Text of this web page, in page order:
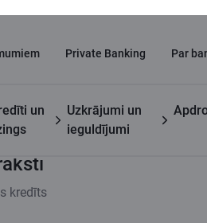
ieguldījumi
raksti
kredīts